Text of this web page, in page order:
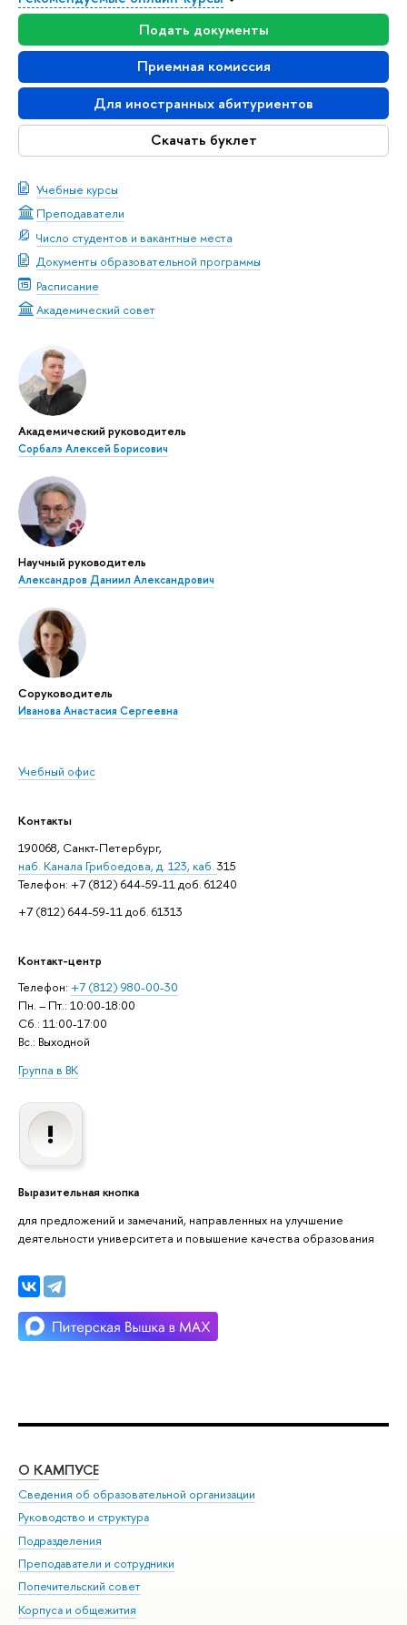
Подать документы
Приемная комиссия
Для иностранных абитуриентов
Скачать буклет
Учебные курсы
Преподаватели
Число студентов и вакантные места
Документы образовательной программы
Расписание
Академический совет
Академический руководитель
Сорбалэ Алексей Борисович
Научный руководитель
Александров Даниил Александрович
Соруководитель
Иванова Анастасия Сергеевна
Учебный офис
Контакты
190068, Санкт-Петербург,
наб. Канала Грибоедова, д. 123, каб. 315
Телефон: +7 (812) 644-59-11 доб. 61240
+7 (812) 644-59-11 доб. 61313
Контакт-центр
Телефон: +7 (812) 980-00-30
Пн. – Пт.: 10:00-18:00
Сб.: 11:00-17:00
Вс.: Выходной
Группа в ВК
Выразительная кнопка
для предложений и замечаний, направленных на улучшение
деятельности университета и повышение качества образования
О КАМПУСЕ
Сведения об образовательной организации
Руководство и структура
Подразделения
Преподаватели и сотрудники
Попечительский совет
Корпуса и общежития